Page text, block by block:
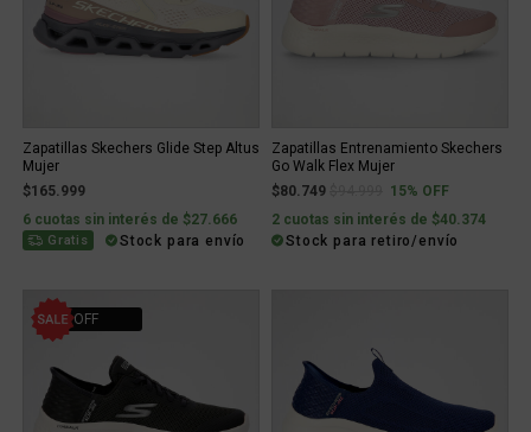
Zapatillas Skechers Glide Step Altus
Mujer
$165.999
6 cuotas sin interés de $27.666
Gratis Stock para envío
Zapatillas Entrenamiento Skechers
Go Walk Flex Mujer
$80.749
Price reduced from
to15% OFF
2 cuotas sin interés de $40.374
Stock para retiro/envío
15% OFF